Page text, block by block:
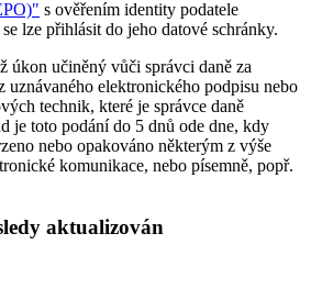
s ověřením identity podatele
lze přihlásit do jeho datové schránky.
úkon učiněný vůči správci daně za
uznávaného elektronického podpisu nebo
technik, které je správce daně
je toto podání do 5 dnů ode dne, kdy
nebo opakováno některým z výše
komunikace, nebo písemně, popř.
aktualizován